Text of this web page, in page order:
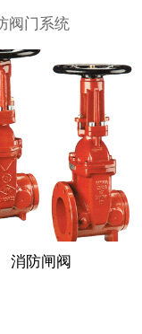
阀门系统
消防闸阀